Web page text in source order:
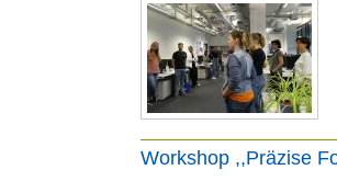
Workshop ,,Präzise